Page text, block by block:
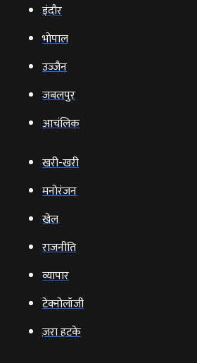
इंदौर
भोपाल
उज्‍जैन
जबलपुर
आचंलिक
खरी-खरी
मनोरंजन
खेल
राजनीति
व्‍यापार
टेक्‍नोलॉजी
ज़रा हटके